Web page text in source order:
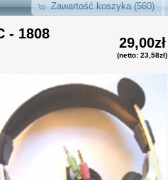
Zawartość koszyka (560)
29,00zł
(netto: 23,58zł)
- 1808